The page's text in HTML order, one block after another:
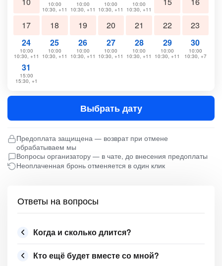
10:00
10:30, +11
10:00
10:30, +11
10:00
10:30, +11
10:00
10:30, +11
17 18 19 20 21 22
23
24
10:00
10:30, +11
25
10:00
10:30, +11
26
10:00
10:30, +11
27
10:00
10:30, +11
28
10:00
10:30, +11
29
10:00
10:30, +11
30
10:00
10:30, +7
31
15:00
15:30, +1
Выбрать дату
Предоплата защищена — возврат при отмене
обрабатываем мы
Вопросы организатору — в чате, до внесения предоплаты
Неоплаченная бронь отменяется в один клик
Ответы на вопросы
Когда и сколько длится?
Кто ещё будет вместе со мной?